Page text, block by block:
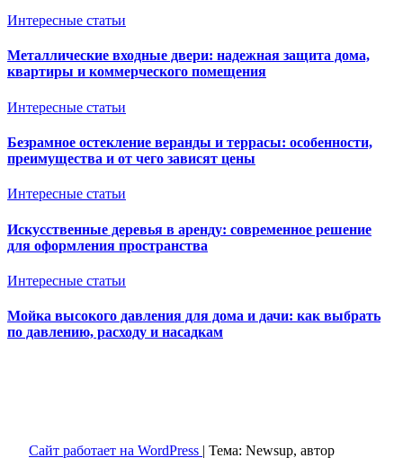
Интересные статьи
Металлические входные двери: надежная защита дома,
квартиры и коммерческого помещения
Интересные статьи
Безрамное остекление веранды и террасы: особенности,
преимущества и от чего зависят цены
Интересные статьи
Искусственные деревья в аренду: современное решение
для оформления пространства
Интересные статьи
Мойка высокого давления для дома и дачи: как выбрать
по давлению, расходу и насадкам
Сайт работает на WordPress | Тема: Newsup, автор